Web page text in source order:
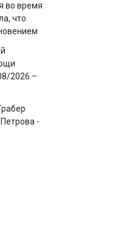
во время
что
2026 –
-